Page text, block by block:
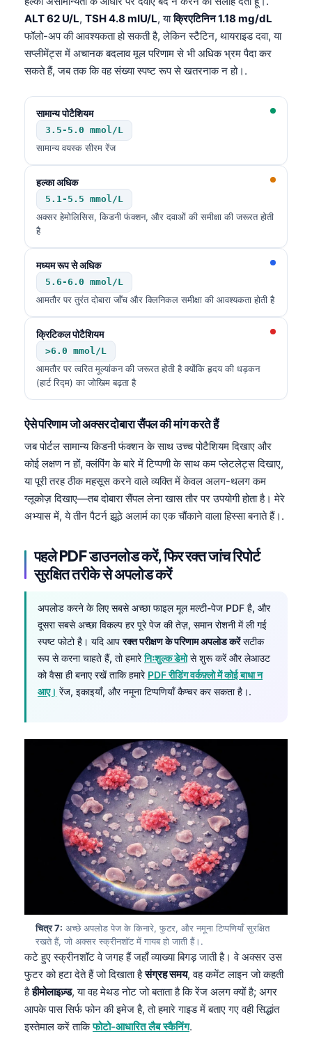
ALT 62 U/L, TSH 4.8 mIU/L, याक्रिएटिनिन 1.18 mg/dL
फॉलो-अप की आवश्यकता हो सकती है, लेकिन स्टैटिन, थायराइड दवा, या
सप्लीमेंट्स में अचानक बदलाव मूल परिणाम से भी अधिक भ्रम पैदा कर
सकते हैं, जब तक कि वह संख्या स्पष्ट रूप से खतरनाक न हो।.
सामान्य पोटैशियम
3.5-5.0 mmol/L
सामान्य वयस्क सीरम रेंज
हल्का अधिक
5.1-5.5 mmol/L
अक्सर हेमोलिसिस, किडनी फंक्शन, और दवाओं की समीक्षा की जरूरत होती
है
मध्यम रूप से अधिक
5.6-6.0 mmol/L
आमतौर पर तुरंत दोबारा जाँच और क्लिनिकल समीक्षा की आवश्यकता होती है
क्रिटिकल पोटैशियम
>6.0 mmol/L
आमतौर पर त्वरित मूल्यांकन की जरूरत होती है क्योंकि हृदय की धड़कन
(हार्ट रिद्म) का जोखिम बढ़ता है
ऐसे परिणाम जो अक्सर दोबारा सैंपल की मांग करते हैं
जब पोर्टल सामान्य किडनी फंक्शन के साथ उच्च पोटैशियम दिखाए और
कोई लक्षण न हों, क्लंपिंग के बारे में टिप्पणी के साथ कम प्लेटलेट्स दिखाए,
या पूरी तरह ठीक महसूस करने वाले व्यक्ति में केवल अलग-थलग कम
ग्लूकोज़ दिखाए—तब दोबारा सैंपल लेना खास तौर पर उपयोगी होता है। मेरे
अभ्यास में, ये तीन पैटर्न झूठे अलार्म का एक चौंकाने वाला हिस्सा बनाते हैं।.
पहले PDF डाउनलोड करें, फिर रक्त जांच रिपोर्ट
सुरक्षित तरीके से अपलोड करें
अपलोड करने के लिए सबसे अच्छा फाइल मूल मल्टी-पेज PDF है, और
दूसरा सबसे अच्छा विकल्प हर पूरे पेज की तेज़, समान रोशनी में ली गई
स्पष्ट फोटो है। यदि आपरक्त परीक्षण के परिणाम अपलोड करेंसटीक
रूप से करना चाहते हैं, तो हमारेनिःशुल्क डेमोसे शुरू करें और लेआउट
को वैसा ही बनाए रखें ताकि हमारे PDF रीडिंग वर्कफ़्लो में कोई बाधा न
आए। रेंज, इकाइयाँ, और नमूना टिप्पणियाँ कैप्चर कर सकता है।.
चित्र 7: अच्छे अपलोड पेज के किनारे, फुटर, और नमूना टिप्पणियाँ सुरक्षित
रखते हैं, जो अक्सर स्क्रीनशॉट में गायब हो जाती हैं।.
कटे हुए स्क्रीनशॉट वे जगह हैं जहाँ व्याख्या बिगड़ जाती है। वे अक्सर उस
फुटर को हटा देते हैं जो दिखाता हैसंग्रह समय, वह कमेंट लाइन जो कहती
हैहीमोलाइज़्ड, या वह मेथड नोट जो बताता है कि रेंज अलग क्यों है; अगर
आपके पास सिर्फ फोन की इमेज है, तो हमारे गाइड में बताए गए वही सिद्धांत
इस्तेमाल करें ताकिफोटो-आधारित लैब स्कैनिंग.
Galego
Latviešu valoda
Македонски јазик
Euskara
Gàidhlig
Occitan
العربية المغربية
Afrikaans
Монгол
ພາສາລາວ
Basa Jawa
Cebuano
Беларуская мова
Esperanto
Frysk
Ślōnskŏ gŏdka